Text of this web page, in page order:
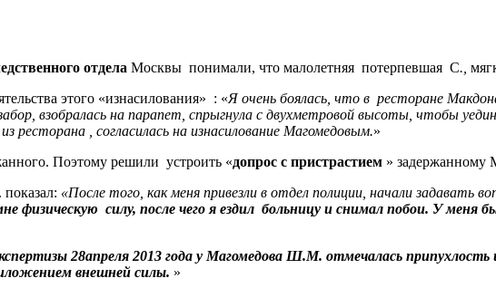
отдела Москвы понимали, что малолетняя потерпевшая С.,
этого «изнасилования» : «Я очень боялась, что в ресторане
взобралась на парапет, спрыгнула с двухметровой высоты, чтобы
ресторана , согласилась на изнасилование Магомедовым.»
Поэтому решили устроить «допрос с пристрастием » задержанному
«После того, как меня привезли в отдел полиции, начали задавать
физическую силу, после чего я ездил больницу и снимал побои. У меня
28апреля 2013 года у Магомедова Ш.М. отмечалась припухлость
внешней силы. »